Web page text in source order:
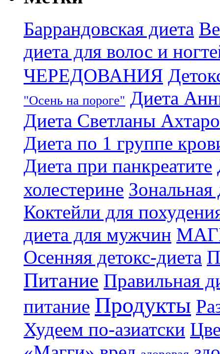
Баррандовская диета
диета для волос и
ЧЕРЕДОВАНИЯ
"Осень на пороге" Диета
Диета Светланы
Диета по 1 группе
Диета при панкреатите
холестерине Зональная
Коктейли для
диета для мужчин
Осенняя детокс-диета
Питание Правильная
питание Продукты
Худеем по-азиатски